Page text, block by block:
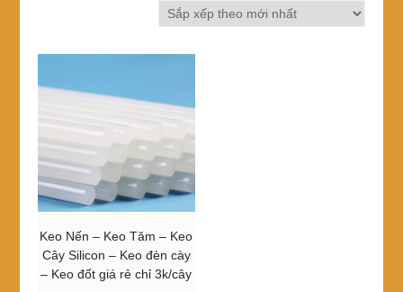
Keo Nến – Keo Tăm – Keo
Cây Silicon – Keo đèn cày
– Keo đốt giá rẻ chỉ 3k/cây